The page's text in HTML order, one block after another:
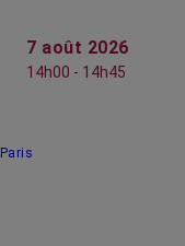
7 août 2026
14h00 - 14h45
Paris